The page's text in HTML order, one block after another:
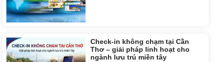
Check-in không chạm tại Cần
Thơ – giải pháp linh hoạt cho
ngành lưu trú miền tây